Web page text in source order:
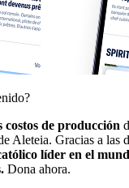
de producción
Aleteia. Gracias a las
líder en el
Dona ahora.